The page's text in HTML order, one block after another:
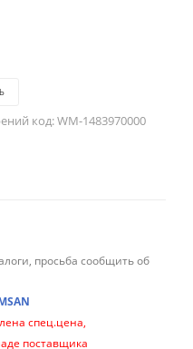
код:WM-1483970000
просьба сообщить об
спец.цена,
поставщика